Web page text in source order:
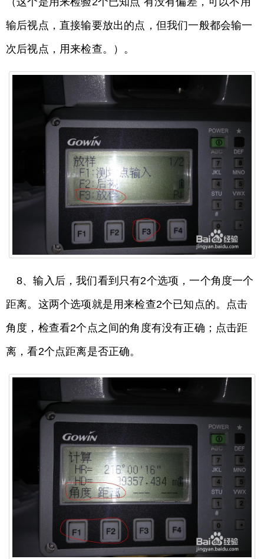
输后视点，直接输要放出的点，但我们一般都会输一
次后视点，用来检查。）。
8、输入后，我们看到只有2个选项，一个角度一个
距离。这两个选项就是用来检查2个已知点的。点击
角度，检查看2个点之间的角度有没有正确；点击距
离，看2个点距离是否正确。